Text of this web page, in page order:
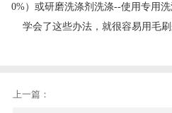
0%）或研磨洗涤剂洗涤--使用专用
学会了这些办法，就很容易用毛刷
上一篇：